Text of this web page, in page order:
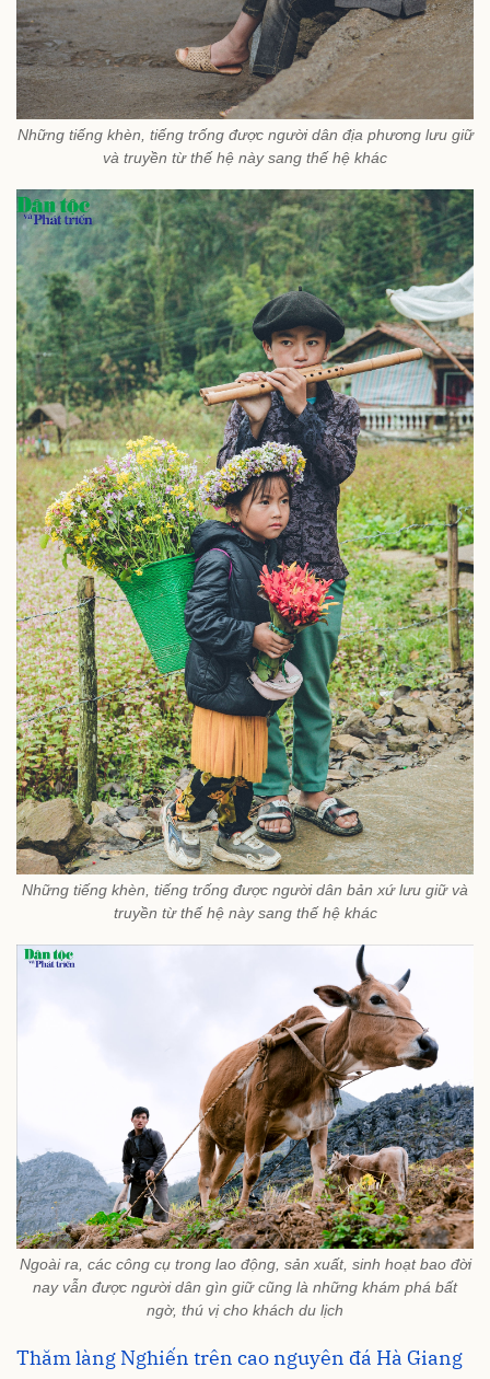
Những tiếng khèn, tiếng trống được người dân địa phương lưu giữ
và truyền từ thế hệ này sang thế hệ khác
Những tiếng khèn, tiếng trống được người dân bản xứ lưu giữ và
truyền từ thế hệ này sang thế hệ khác
Ngoài ra, các công cụ trong lao động, sản xuất, sinh hoạt bao đời
nay vẫn được người dân gìn giữ cũng là những khám phá bất
ngờ, thú vị cho khách du lịch
Thăm làng Nghiến trên cao nguyên đá Hà Giang